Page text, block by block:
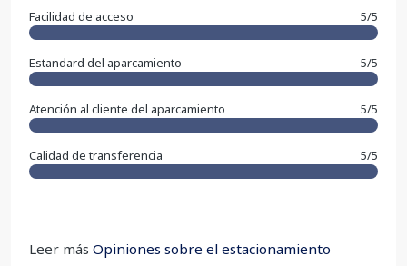
Facilidad de acceso 5/5
Estandard del aparcamiento 5/5
Atención al cliente del aparcamiento 5/5
Calidad de transferencia 5/5
Leer más Opiniones sobre el estacionamiento